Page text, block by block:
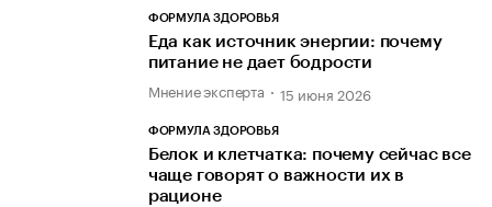
ФОРМУЛА ЗДОРОВЬЯ
Еда как источник энергии: почему
питание не дает бодрости
Мнение эксперта 15 июня 2026
ФОРМУЛА ЗДОРОВЬЯ
Белок и клетчатка: почему сейчас все
чаще говорят о важности их в
рационе